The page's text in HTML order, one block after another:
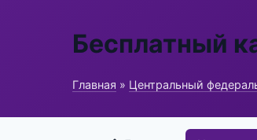
Бесплатный
Главная » Центральный